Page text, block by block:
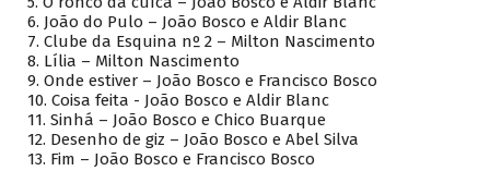
6. João do Pulo – João Bosco e Aldir Blanc
7. Clube da Esquina nº 2 – Milton Nascimento
8. Lília – Milton Nascimento
9. Onde estiver – João Bosco e Francisco Bosco
10. Coisa feita - João Bosco e Aldir Blanc
11. Sinhá – João Bosco e Chico Buarque
12. Desenho de giz – João Bosco e Abel Silva
13. Fim – João Bosco e Francisco Bosco